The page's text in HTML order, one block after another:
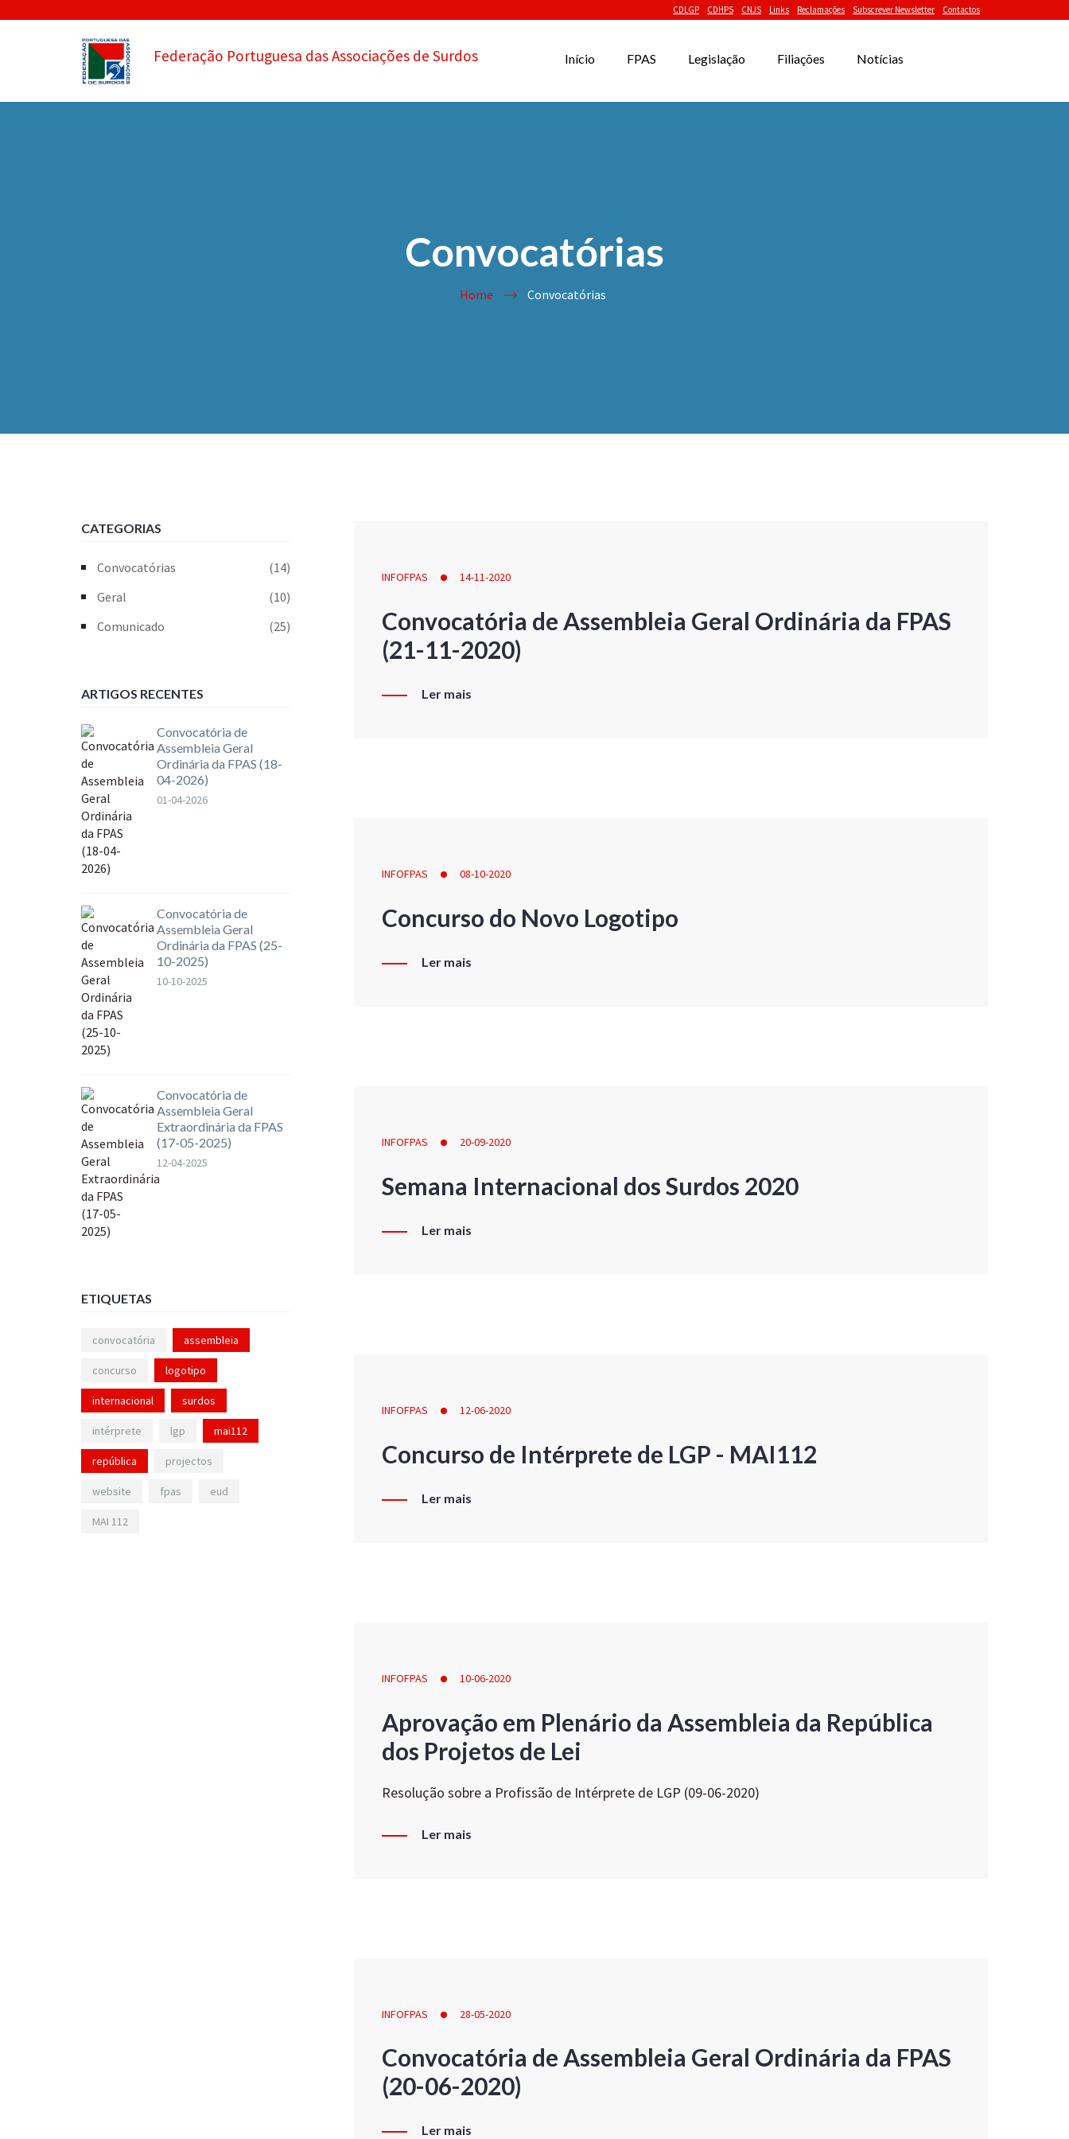
CDLGP CDHPS CNJS Links Reclamações Subscrever Newsletter Contactos
Federação Portuguesa das Associações de Surdos Início FPAS Legislação Filiações Notícias
Convocatórias
Home Convocatórias
INFOFPAS 14-11-2020
Convocatória de Assembleia Geral Ordinária da FPAS
(21-11-2020)
Ler mais
INFOFPAS 08-10-2020
Concurso do Novo Logotipo
Ler mais
INFOFPAS 20-09-2020
Semana Internacional dos Surdos 2020
Ler mais
INFOFPAS 12-06-2020
Concurso de Intérprete de LGP - MAI112
Ler mais
INFOFPAS 10-06-2020
Aprovação em Plenário da Assembleia da República
dos Projetos de Lei
Resolução sobre a Profissão de Intérprete de LGP (09-06-2020)
Ler mais
INFOFPAS 28-05-2020
Convocatória de Assembleia Geral Ordinária da FPAS
(20-06-2020)
Ler mais
CATEGORIAS
Convocatórias
(14)
Geral
(10)
Comunicado
(25)
ARTIGOS RECENTES
Convocatória de
Assembleia Geral
Ordinária da FPAS (18-
04-2026)
01-04-2026
Convocatória de
Assembleia Geral
Ordinária da FPAS (25-
10-2025)
10-10-2025
Convocatória de
Assembleia Geral
Extraordinária da FPAS
(17-05-2025)
12-04-2025
ETIQUETAS
convocatória assembleia
concurso logotipo
internacional surdos
intérprete lgp mai112
república projectos
website fpas eud
MAI 112